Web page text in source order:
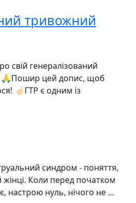
тривожний
свій генералізований
цей допис, щоб
☝🏻ГТР є одним із
синдром - поняття,
Коли перед початком
настрою нуль, нічого не ...